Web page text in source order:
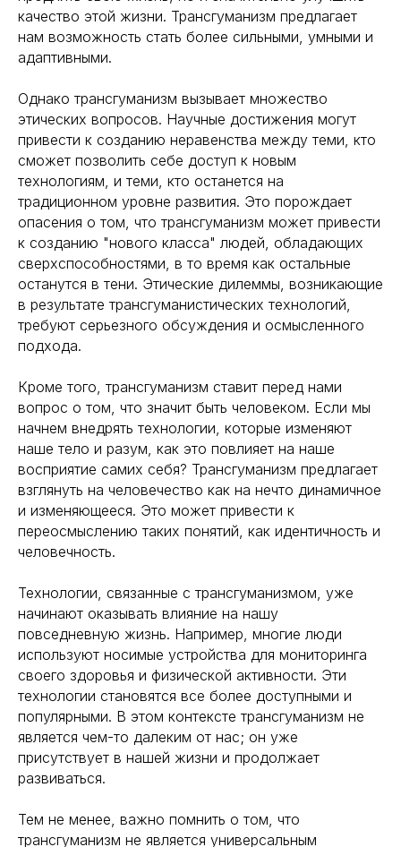
качество этой жизни. Трансгуманизм предлагает
нам возможность стать более сильными, умными и
адаптивными.
Однако трансгуманизм вызывает множество
этических вопросов. Научные достижения могут
привести к созданию неравенства между теми, кто
сможет позволить себе доступ к новым
технологиям, и теми, кто останется на
традиционном уровне развития. Это порождает
опасения о том, что трансгуманизм может привести
к созданию "нового класса" людей, обладающих
сверхспособностями, в то время как остальные
останутся в тени. Этические дилеммы, возникающие
в результате трансгуманистических технологий,
требуют серьезного обсуждения и осмысленного
подхода.
Кроме того, трансгуманизм ставит перед нами
вопрос о том, что значит быть человеком. Если мы
начнем внедрять технологии, которые изменяют
наше тело и разум, как это повлияет на наше
восприятие самих себя? Трансгуманизм предлагает
взглянуть на человечество как на нечто динамичное
и изменяющееся. Это может привести к
переосмыслению таких понятий, как идентичность и
человечность.
Технологии, связанные с трансгуманизмом, уже
начинают оказывать влияние на нашу
повседневную жизнь. Например, многие люди
используют носимые устройства для мониторинга
своего здоровья и физической активности. Эти
технологии становятся все более доступными и
популярными. В этом контексте трансгуманизм не
является чем-то далеким от нас; он уже
присутствует в нашей жизни и продолжает
развиваться.
Тем не менее, важно помнить о том, что
трансгуманизм не является универсальным